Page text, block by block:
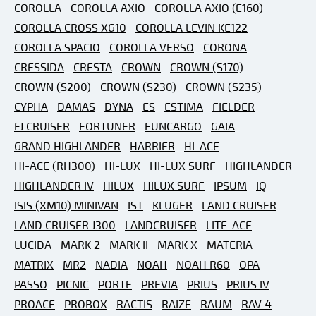
COROLLA
COROLLA AXIO
COROLLA AXIO (E160)
COROLLA CROSS XG10
COROLLA LEVIN KE122
COROLLA SPACIO
COROLLA VERSO
CORONA
CRESSIDA
CRESTA CROWN
CROWN (S170)
CROWN (S200)
CROWN (S230)
CROWN (S235)
CYPHA
DAMAS DYNA ES ESTIMA
FIELDER
FJ CRUISER
FORTUNER FUNCARGO
GAIA
GRAND HIGHLANDER
HARRIER
HI-ACE
HI-ACE (RH300)
HI-LUX HI-LUX SURF
HIGHLANDER
HIGHLANDER IV
HILUX HILUX SURF IPSUM
IQ
ISIS (XM10) MINIVAN
IST KLUGER
LAND CRUISER
LAND CRUISER J300
LANDCRUISER
LITE-ACE
LUCIDA
MARK 2 MARK II MARK X
MATERIA
MATRIX
MR2 NADIA NOAH NOAH R60
OPA
PASSO
PICNIC PORTE PREVIA PRIUS
PRIUS IV
PROACE
PROBOX RACTIS RAIZE RAUM
RAV 4